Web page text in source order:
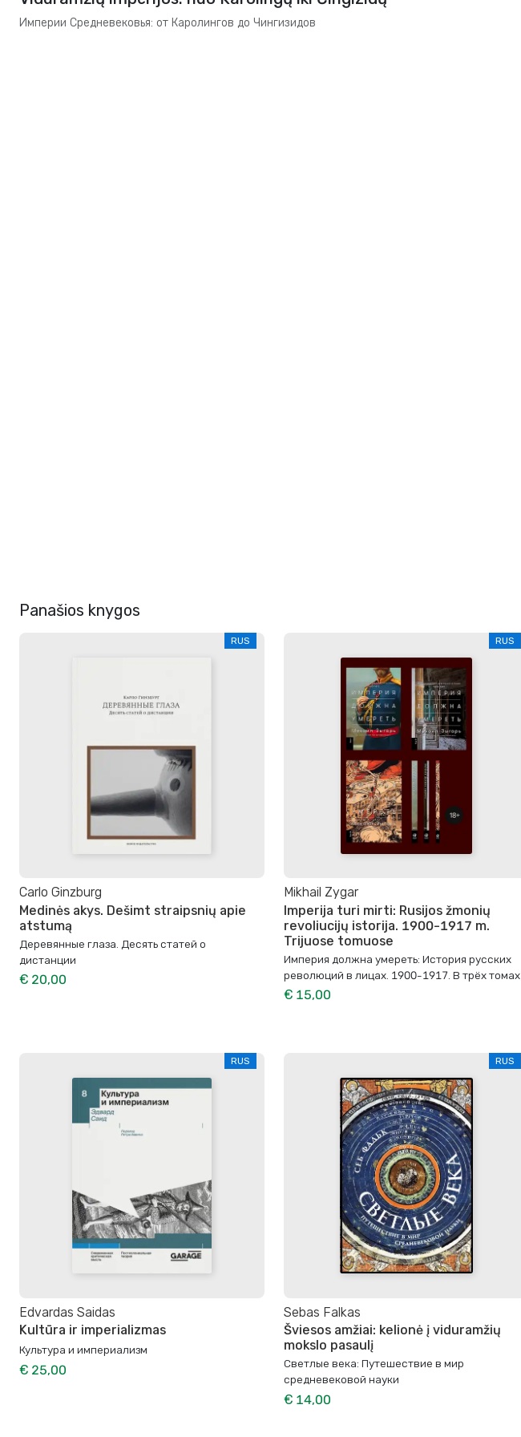
Империи Средневековья: от Каролингов до Чингизидов
Panašios knygos
RUS
Carlo Ginzburg
Medinės akys. Dešimt straipsnių apie
atstumą
Деревянные глаза. Десять статей о
дистанции
€ 20,00
RUS
Mikhail Zygar
Imperija turi mirti: Rusijos žmonių
revoliucijų istorija. 1900-1917 m.
Trijuose tomuose
Империя должна умереть: История русских
революций в лицах. 1900-1917. В трёх томах
€ 15,00
RUS
Edvardas Saidas
Kultūra ir imperializmas
Культура и империализм
€ 25,00
RUS
Sebas Falkas
Šviesos amžiai: kelionė į viduramžių
mokslo pasaulį
Светлые века: Путешествие в мир
средневековой науки
€ 14,00